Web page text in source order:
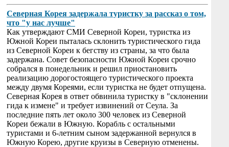
Северная Корея задержала туристку за рассказ о том,
что "у нас лучше"
Как утверждают СМИ Северной Кореи, туристка из
Южной Кореи пыталась склонить туристического гида
из Северной Кореи к бегству из страны, за что была
задержана. Совет безопасности Южной Кореи срочно
собрался в понедельник и решил приостановить
реализацию дорогостоящего туристического проекта
между двумя Кореями, если туристка не будет отпущена.
Северная Корея в ответ обвинила туристку в "склонении
гида к измене" и требует извинений от Сеула. За
последние пять лет около 300 человек из Северной
Кореи бежали в Южную. Корабль с остальными
туристами и 6-летним сыном задержанной вернулся в
Южную Корею, другие круизы в Северную отменены.